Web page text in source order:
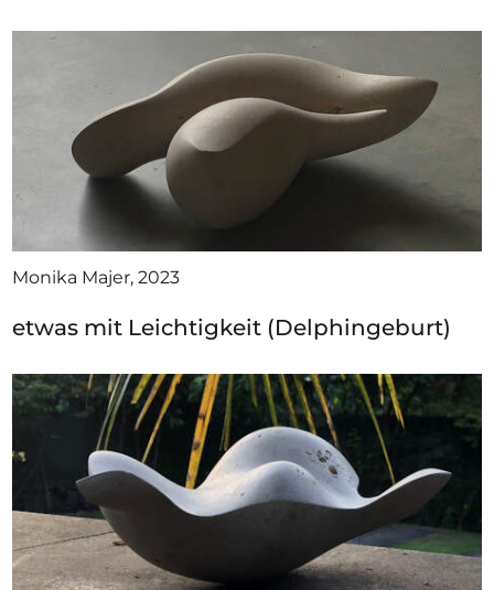
Monika Majer, 2023
etwas mit Leichtigkeit (Delphingeburt)